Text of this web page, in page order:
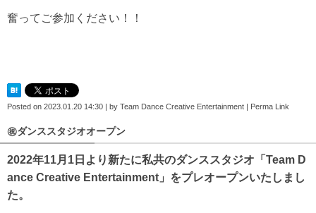
奮ってご参加ください！！
Posted on 2023.01.20 14:30 by Team Dance Creative Entertainment Perma Link
㊗ダンススタジオオープン
2022年11月1日より新たに私共のダンススタジオ「Team D
ance Creative Entertainment」をプレオープンいたしまし
た。